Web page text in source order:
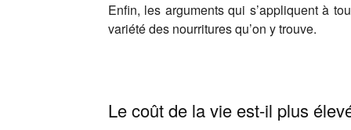
Enfin, les arguments qui s’appliquent à
variété des nourritures qu’on y trouve.
Le coût de la vie est-il plus